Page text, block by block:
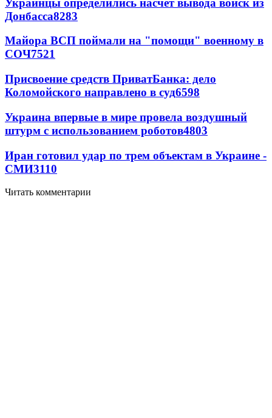
Донбасса8283
Майора ВСП поймали на "помощи" военному в
СОЧ7521
Присвоение средств ПриватБанка: дело
Коломойского направлено в суд6598
Украина впервые в мире провела воздушный
штурм с использованием роботов4803
Иран готовил удар по трем объектам в Украине -
СМИ3110
Читать комментарии